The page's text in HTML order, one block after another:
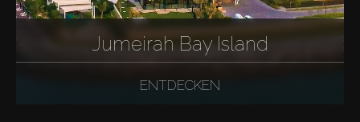
Jumeirah Bay Island
ENTDECKEN